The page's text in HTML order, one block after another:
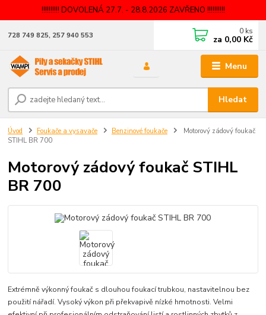
!!!!!!!!!! DOVOLENÁ 27.7. - 28.8.2026 ZAVŘENO !!!!!!!!!!
Menu
Hledat
728 749 825, 257 940 553 0 ks
za 0,00 Kč
Úvod Foukače a vysavače Benzinové foukače
Motorový zádový foukač
STIHL BR 700
Motorový zádový foukač STIHL
BR 700
Extrémně výkonný foukač s dlouhou foukací trubkou, nastavitelnou bez
použití nářadí. Vysoký výkon při překvapivě nízké hmotnosti. Velmi